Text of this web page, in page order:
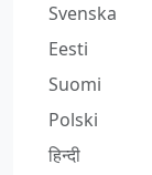
Svenska
Eesti
Suomi
Polski
हिन्दी